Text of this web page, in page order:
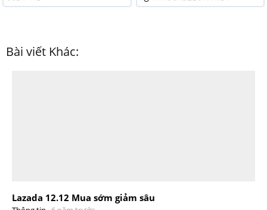
Bài viết Khác:
Lazada 12.12 Mua sớm giảm sâu